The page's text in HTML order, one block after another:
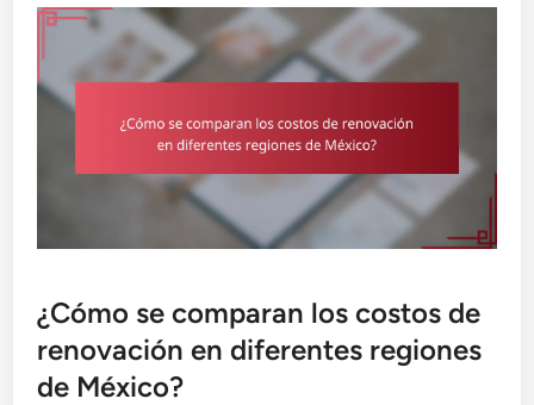
¿Cómo se comparan los costos de
renovación en diferentes regiones
de México?